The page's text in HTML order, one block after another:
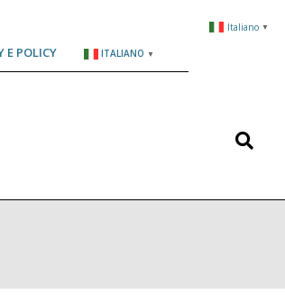
E POLICY ITALIANO ▼
Search
Italiano ▼